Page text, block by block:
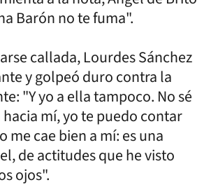
Barón no te fuma".
callada, Lourdes Sánchez
y golpeó duro contra la
"Y yo a ella tampoco. No sé
mí, yo te puedo contar
me cae bien a mí: es una
de actitudes que he visto
ojos".